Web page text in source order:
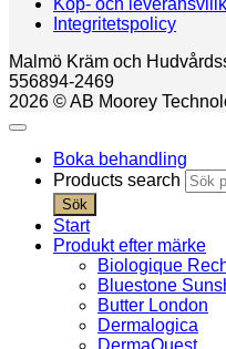
Köp- och
Integritetspolicy
Malmö Kräm och
556894-2469
2026 © AB Moorey
Boka behandling
Products search
Sök
Start
Produkt efter märke
Biologique
Bluestone
Butter London
Dermalogica